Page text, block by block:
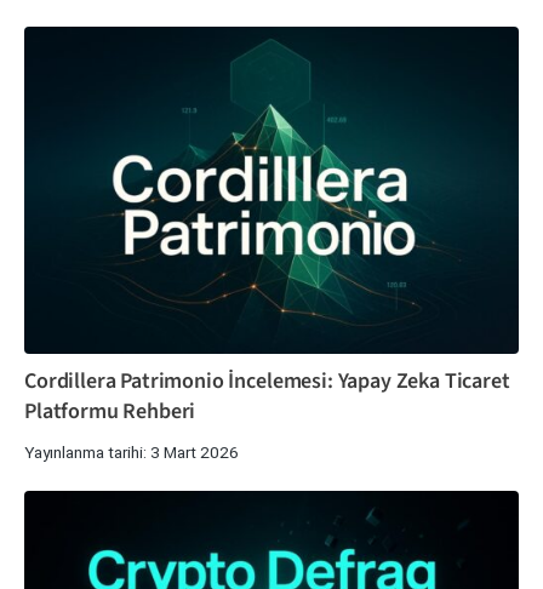
Cordillera Patrimonio İncelemesi: Yapay Zeka Ticaret
Platformu Rehberi
Yayınlanma tarihi: 3 Mart 2026